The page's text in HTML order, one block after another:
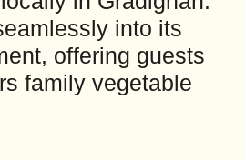
into its
offering guests
family vegetable